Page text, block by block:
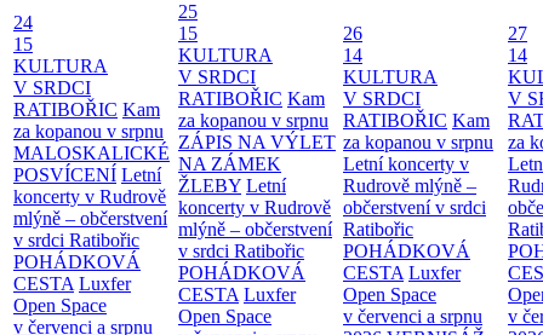
24
15
KULTURA
V SRDCI
RATIBOŘIC Kam
za kopanou v srpnu
MALOSKALICKÉ
POSVÍCENÍ Letní
koncerty v Rudrově
mlýně – občerstvení
v srdci Ratibořic
POHÁDKOVÁ
CESTA Luxfer
Open Space
v červenci a srpnu
25
15
KULTURA
V SRDCI
RATIBOŘIC Kam
za kopanou v srpnu
ZÁPIS NA VÝLET
NA ZÁMEK
ŽLEBY Letní
koncerty v Rudrově
mlýně – občerstvení
v srdci Ratibořic
POHÁDKOVÁ
CESTA Luxfer
Open Space
26
14
KULTURA
V SRDCI
RATIBOŘIC Kam
za kopanou v srpnu
Letní koncerty v
Rudrově mlýně –
občerstvení v srdci
Ratibořic
POHÁDKOVÁ
CESTA Luxfer
Open Space
v červenci a srpnu
27
14
V
za
v